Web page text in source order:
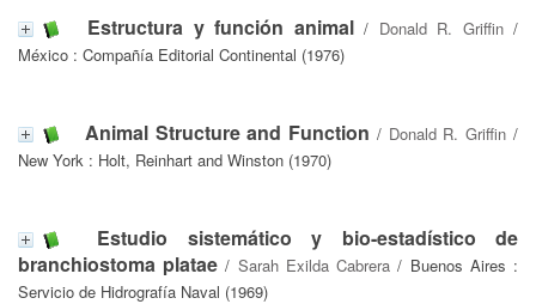
Estructura y función animal/ Donald R. Griffin/
México : Compañía Editorial Continental (1976)
Animal Structure and Function / Donald R. Griffin /
New York : Holt, Reinhart and Winston (1970)
Estudio sistemático y bio-estadístico de
branchiostoma platae / Sarah Exilda Cabrera / Buenos Aires :
Servicio de Hidrografía Naval (1969)